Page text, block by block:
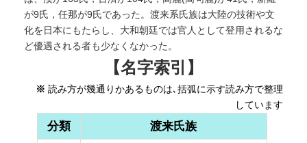
が9氏，任那が9氏であった。渡来系氏族は大陸の技術や文
化を日本にもたらし、大和朝廷では官人として登用されるな
ど優遇される者も少なくなかった。
【名字索引】
※ 読み方が幾通りかあるものは､括弧に示す読み方で整理
しています
分類 渡来氏族